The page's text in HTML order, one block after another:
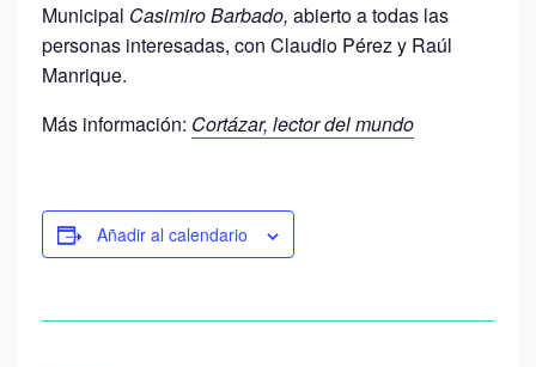
Municipal Casimiro Barbado, abierto a todas las
personas interesadas, con Claudio Pérez y Raúl
Manrique.
Más información: Cortázar, lector del mundo
Añadir al calendario